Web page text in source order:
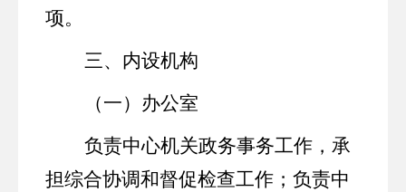
项。
三、内设机构
（一）办公室
负责中心机关政务事务工作，承
担综合协调和督促检查工作；负责中